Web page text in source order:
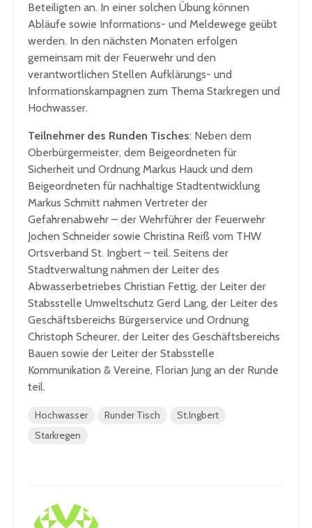
Beteiligten an. In einer solchen Übung können
Abläufe sowie Informations- und Meldewege geübt
werden. In den nächsten Monaten erfolgen
gemeinsam mit der Feuerwehr und den
verantwortlichen Stellen Aufklärungs- und
Informationskampagnen zum Thema Starkregen und
Hochwasser.
Teilnehmer des Runden Tisches: Neben dem
Oberbürgermeister, dem Beigeordneten für
Sicherheit und Ordnung Markus Hauck und dem
Beigeordneten für nachhaltige Stadtentwicklung
Markus Schmitt nahmen Vertreter der
Gefahrenabwehr – der Wehrführer der Feuerwehr
Jochen Schneider sowie Christina Reiß vom THW
Ortsverband St. Ingbert – teil. Seitens der
Stadtverwaltung nahmen der Leiter des
Abwasserbetriebes Christian Fettig, der Leiter der
Stabsstelle Umweltschutz Gerd Lang, der Leiter des
Geschäftsbereichs Bürgerservice und Ordnung
Christoph Scheurer, der Leiter des Geschäftsbereichs
Bauen sowie der Leiter der Stabsstelle
Kommunikation & Vereine, Florian Jung an der Runde
teil.
Hochwasser Runder Tisch
St.Ingbert
Starkregen